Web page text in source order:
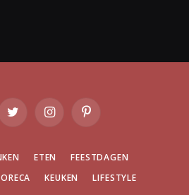
Twitter InstagramPinterest
ETEN
FEESTDAGEN
KEUKEN
LIFESTYLE